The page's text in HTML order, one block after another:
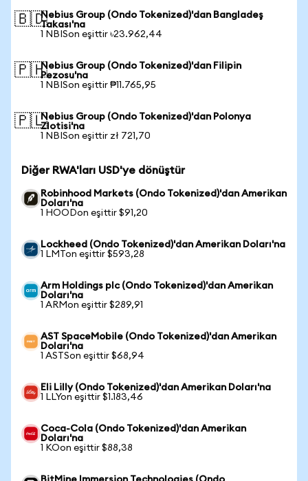
🇧🇩Nebius Group (Ondo Tokenized)'dan Bangladeş
Takası'na
1 NBISon eşittir ৳23.962,44
🇵🇭Nebius Group (Ondo Tokenized)'dan Filipin
Pezosu'na
1 NBISon eşittir ₱11.765,95
🇵🇱Nebius Group (Ondo Tokenized)'dan Polonya
Zlotisi'na
1 NBISon eşittir zł 721,70
Diğer RWA'ları USD'ye dönüştür
Robinhood Markets (Ondo Tokenized)'dan Amerikan
Doları'na
1 HOODon eşittir $91,20
Lockheed (Ondo Tokenized)'dan Amerikan Doları'na
1 LMTon eşittir $593,28
Arm Holdings plc (Ondo Tokenized)'dan Amerikan
Doları'na
1 ARMon eşittir $289,91
AST SpaceMobile (Ondo Tokenized)'dan Amerikan
Doları'na
1 ASTSon eşittir $68,94
Eli Lilly (Ondo Tokenized)'dan Amerikan Doları'na
1 LLYon eşittir $1.183,46
Coca-Cola (Ondo Tokenized)'dan Amerikan
Doları'na
1 KOon eşittir $88,38